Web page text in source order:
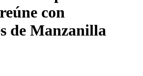
con
de Manzanilla